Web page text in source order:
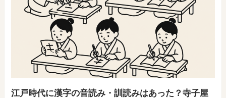
​江戸時代に漢字の音読み・訓読みはあった？寺子屋